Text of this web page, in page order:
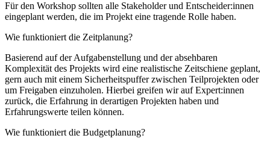
Für den Workshop sollten alle Stakeholder und Entscheider:innen
eingeplant werden, die im Projekt eine tragende Rolle haben.
Wie funktioniert die Zeitplanung?
Basierend auf der Aufgabenstellung und der absehbaren
Komplexität des Projekts wird eine realistische Zeitschiene geplant,
gern auch mit einem Sicherheitspuffer zwischen Teilprojekten oder
um Freigaben einzuholen. Hierbei greifen wir auf Expert:innen
zurück, die Erfahrung in derartigen Projekten haben und
Erfahrungswerte teilen können.
Wie funktioniert die Budgetplanung?